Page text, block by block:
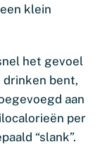
klein
het gevoel
bent,
aan
per
“slank”.